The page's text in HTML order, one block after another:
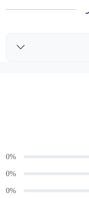
0%
0%
0%